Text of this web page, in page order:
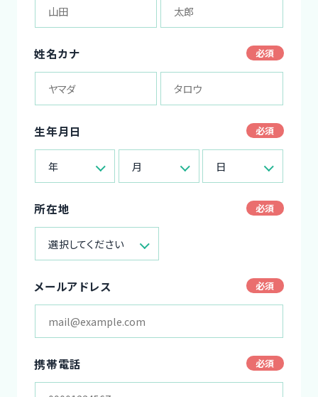
姓名カナ
生年月日
年 月 日
所在地
選択してください
メールアドレス
携帯電話